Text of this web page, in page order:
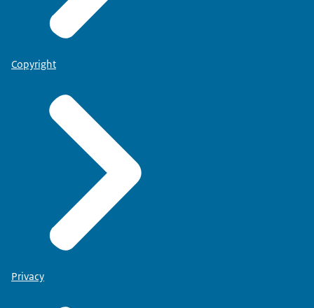
Copyright
Privacy